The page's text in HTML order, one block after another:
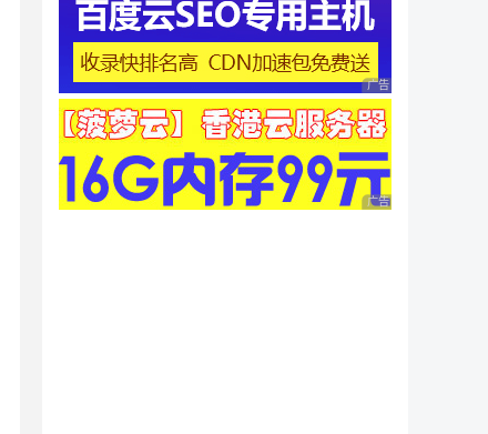
广告 商业广告，理性
广告 商业广告，理性